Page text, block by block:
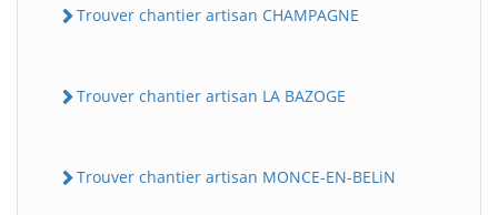
Trouver chantier artisan CHAMPAGNE
Trouver chantier artisan LA BAZOGE
Trouver chantier artisan MONCE-EN-BELiN